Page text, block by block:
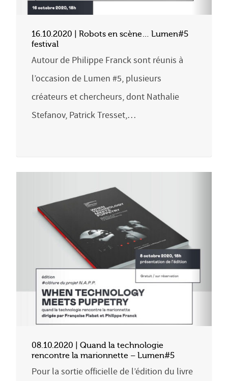
16.10.2020 | Robots en scène… Lumen#5
festival
Autour de Philippe Franck sont réunis à
l’occasion de Lumen #5, plusieurs
créateurs et chercheurs, dont Nathalie
Stefanov, Patrick Tresset,…
08.10.2020 | Quand la technologie
rencontre la marionnette – Lumen#5
Pour la sortie officielle de l’édition du livre